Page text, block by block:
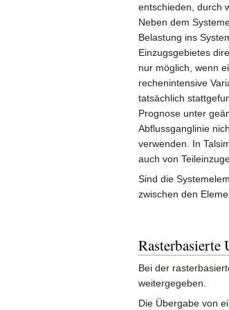
entschieden, durch
Neben dem
Belastung ins
Einzugsgebietes
nur möglich, wenn
rechenintensive
tatsächlich
Prognose unter
Abflussganglinie
verwenden. In
auch von
Sind die
zwischen den
Rasterbasierte
Bei der
weitergegeben.
Die Übergabe von